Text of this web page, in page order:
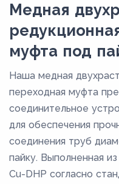
Медная
муфта под
Наша медная
переходная муфта
соединительное
для обеспечения
соединения труб
пайку. Выполненная
Cu-DHP согласно